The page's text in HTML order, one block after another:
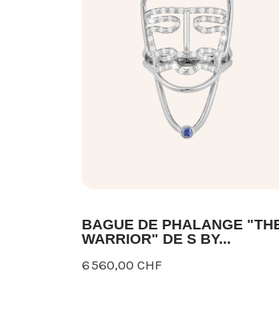
BAGUE DE PHALANGE
WARRIOR" DE S BY...
6 560,00 CHF